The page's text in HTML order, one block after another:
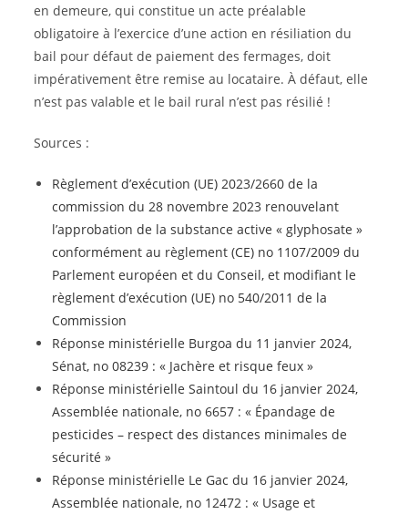
en demeure, qui constitue un acte préalable
obligatoire à l’exercice d’une action en résiliation du
bail pour défaut de paiement des fermages, doit
impérativement être remise au locataire. À défaut, elle
n’est pas valable et le bail rural n’est pas résilié !
Sources :
Règlement d’exécution (UE) 2023/2660 de la
commission du 28 novembre 2023 renouvelant
l’approbation de la substance active « glyphosate »
conformément au règlement (CE) no 1107/2009 du
Parlement européen et du Conseil, et modifiant le
règlement d’exécution (UE) no 540/2011 de la
Commission
Réponse ministérielle Burgoa du 11 janvier 2024,
Sénat, no 08239 : « Jachère et risque feux »
Réponse ministérielle Saintoul du 16 janvier 2024,
Assemblée nationale, no 6657 : « Épandage de
pesticides – respect des distances minimales de
sécurité »
Réponse ministérielle Le Gac du 16 janvier 2024,
Assemblée nationale, no 12472 : « Usage et